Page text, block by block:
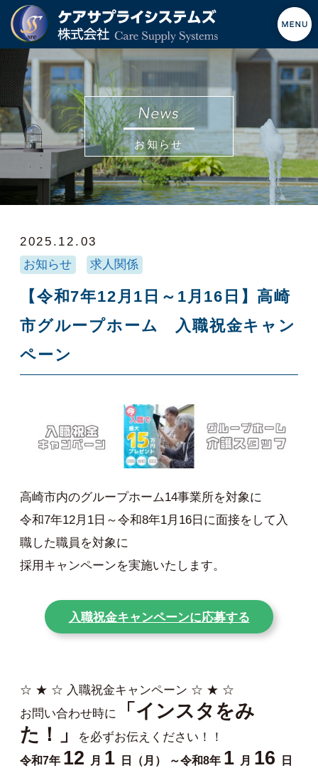
お知らせ
2025.12.03
お知らせ
求人関係
【令和7年12月1日～1月16日】高崎
市グループホーム 入職祝金キャン
ペーン
高崎市内のグループホーム14事業所を対象に
令和7年12月1日～令和8年1月16日に面接をして入
職した職員を対象に
採用キャンペーンを実施いたします。
入職祝金キャンペーンに応募する
☆ ★ ☆ 入職祝金キャンペーン ☆ ★ ☆
お問い合わせ時に
「インスタをみ
た！」
を必ずお伝えください！！
令和7年 12 月 1 日（月） ～令和8年 1 月 16
日